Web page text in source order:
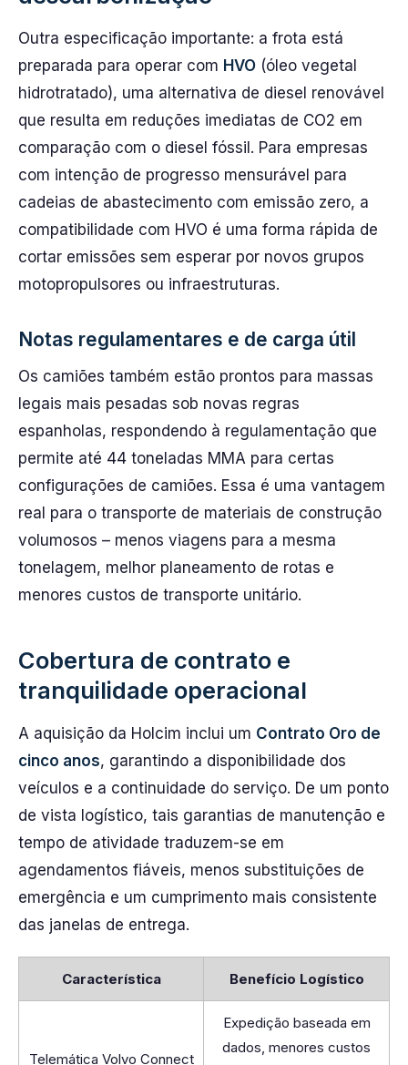
Outra especificação importante: a frota está
preparada para operar com HVO (óleo vegetal
hidrotratado), uma alternativa de diesel renovável
que resulta em reduções imediatas de CO2 em
comparação com o diesel fóssil. Para empresas
com intenção de progresso mensurável para
cadeias de abastecimento com emissão zero, a
compatibilidade com HVO é uma forma rápida de
cortar emissões sem esperar por novos grupos
motopropulsores ou infraestruturas.
Notas regulamentares e de carga útil
Os camiões também estão prontos para massas
legais mais pesadas sob novas regras
espanholas, respondendo à regulamentação que
permite até 44 toneladas MMA para certas
configurações de camiões. Essa é uma vantagem
real para o transporte de materiais de construção
volumosos – menos viagens para a mesma
tonelagem, melhor planeamento de rotas e
menores custos de transporte unitário.
Cobertura de contrato e
tranquilidade operacional
A aquisição da Holcim inclui um Contrato Oro de
cinco anos, garantindo a disponibilidade dos
veículos e a continuidade do serviço. De um ponto
de vista logístico, tais garantias de manutenção e
tempo de atividade traduzem-se em
agendamentos fiáveis, menos substituições de
emergência e um cumprimento mais consistente
das janelas de entrega.
Característica Benefício Logístico
Telemática Volvo Connect
Expedição baseada em
dados, menores custos